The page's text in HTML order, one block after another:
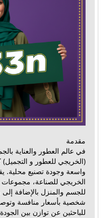
مقدمة
(الخريجي للعطور و
واسعة وجودة تصنيع محلية.
الخريجي للصناعة،
للجسم والمنزل بالإضافة
شخصية بأسعار منافسة
للباحثين عن توازن بين